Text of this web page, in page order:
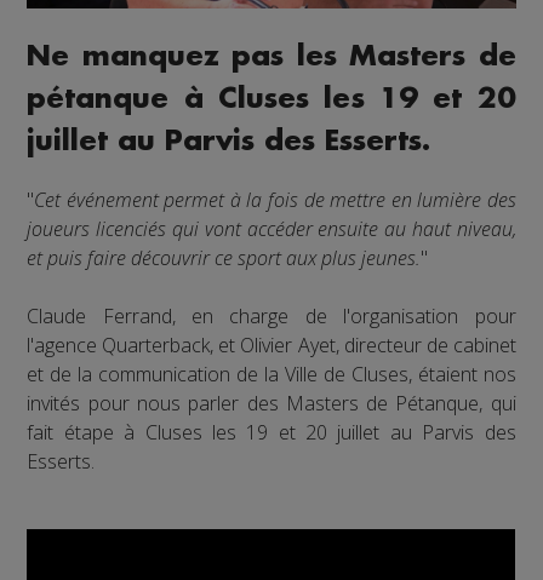
Ne manquez pas les Masters de
pétanque à Cluses les 19 et 20
juillet au Parvis des Esserts.
"Cet événement permet à la fois de mettre en lumière des
joueurs licenciés qui vont accéder ensuite au haut niveau,
et puis faire découvrir ce sport aux plus jeunes."
Claude Ferrand, en charge de l'organisation pour
l'agence Quarterback, et Olivier Ayet, directeur de cabinet
et de la communication de la Ville de Cluses, étaient nos
invités pour nous parler des Masters de Pétanque, qui
fait étape à Cluses les 19 et 20 juillet au Parvis des
Esserts.